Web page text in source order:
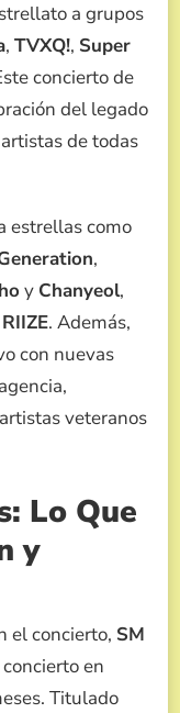
a grupos
, TVXQ!, Super
concierto de
del legado
de todas
estrellas como
,
y Chanyeol,
RIIZE. Además,
con nuevas
veteranos
Lo Que
y
el concierto, SM
en
Titulado